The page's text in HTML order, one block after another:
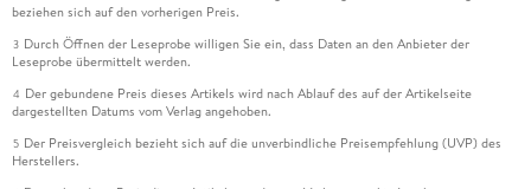
beziehen sich auf den vorherigen Preis.
3 Durch Öffnen der Leseprobe willigen Sie ein, dass Daten an den Anbieter der
Leseprobe übermittelt werden.
4 Der gebundene Preis dieses Artikels wird nach Ablauf des auf der Artikelseite
dargestellten Datums vom Verlag angehoben.
5 Der Preisvergleich bezieht sich auf die unverbindliche Preisempfehlung (UVP) des
Herstellers.